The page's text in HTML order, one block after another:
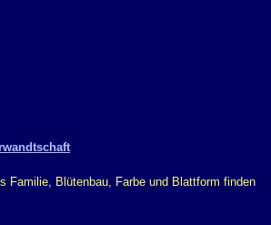
Familie, Blütenbau, Farbe und Blattform finden